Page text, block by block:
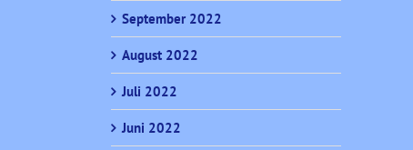
September 2022
August 2022
Juli 2022
Juni 2022